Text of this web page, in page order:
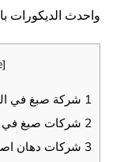
واحدث الديكورات
]
1 شركة صبغ في
2 شركات صبغ في
3 شركات دهان